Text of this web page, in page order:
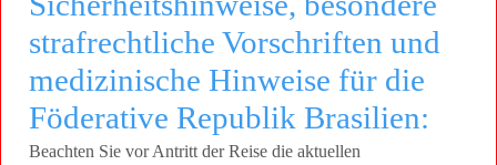
strafrechtliche Vorschriften und
medizinische Hinweise für die
Föderative Republik Brasilien:
Beachten Sie vor Antritt der Reise die aktuellen